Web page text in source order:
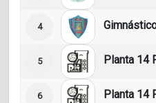
4
5 Planta 14
6 Planta 14